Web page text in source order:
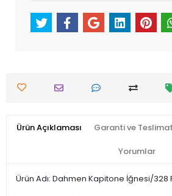
Ürün Açıklaması Garanti ve Teslimat
Yorumlar
Ürün Adı: Dahmen Kapitone İğnesi/328